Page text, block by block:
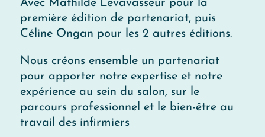
Avec Mathilde Levavasseur pour la
première édition de partenariat, puis
Céline Ongan pour les 2 autres éditions.
Nous créons ensemble un partenariat
pour apporter notre expertise et notre
expérience au sein du salon, sur le
parcours professionnel et le bien-être au
travail des infirmiers